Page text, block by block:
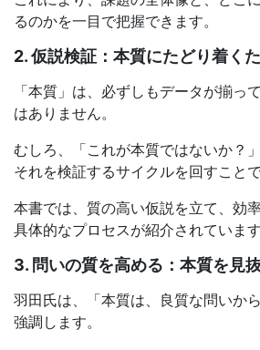
るのかを一目で把握できます。
2. 仮説検証：本質にたどり着く
「本質」は、必ずしもデータが揃っ
はありません。
むしろ、「これが本質ではないか？
それを検証するサイクルを回すこと
本書では、質の高い仮説を立て、効
具体的なプロセスが紹介されています
3. 問いの質を高める：本質を見
羽田氏は、「本質は、良質な問いか
強調します。